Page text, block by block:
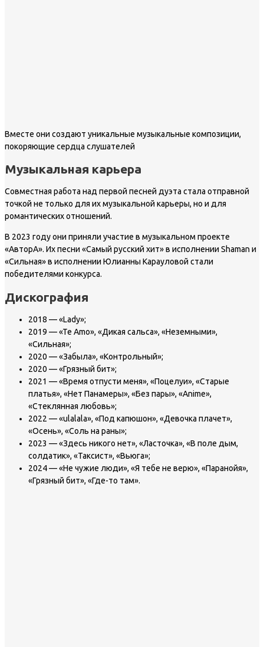
Вместе они создают уникальные музыкальные композиции,
покоряющие сердца слушателей
Музыкальная карьера
Совместная работа над первой песней дуэта стала отправной
точкой не только для их музыкальной карьеры, но и для
романтических отношений.
В 2023 году они приняли участие в музыкальном проекте
«АвторА». Их песни «Самый русский хит» в исполнении Shaman и
«Сильная» в исполнении Юлианны Карауловой стали
победителями конкурса.
Дискография
2018 — «Lady»;
2019 — «Te Amo», «Дикая сальса», «Неземными»,
«Сильная»;
2020 — «Забыла», «Контрольный»;
2020 — «Грязный бит»;
2021 — «Время отпусти меня», «Поцелуи», «Старые
платья», «Нет Панамеры», «Без пары», «Anime»,
«Стеклянная любовь»;
2022 — «ulalala», «Под капюшон», «Девочка плачет»,
«Осень», «Соль на раны»;
2023 — «Здесь никого нет», «Ласточка», «В поле дым,
солдатик», «Таксист», «Вьюга»;
2024 — «Не чужие люди», «Я тебе не верю», «Паранойя»,
«Грязный бит», «Где-то там».